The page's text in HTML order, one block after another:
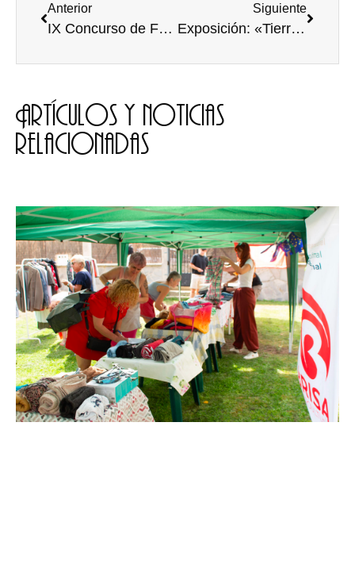
Anterior
IX Concurso de Fotografía 2019 “Objetivos de Desarrollo Sostenible: un compromiso de todos/as”
Siguiente
Exposición: «Tierra de Sueños»
Artículos y noticias
relacionadas